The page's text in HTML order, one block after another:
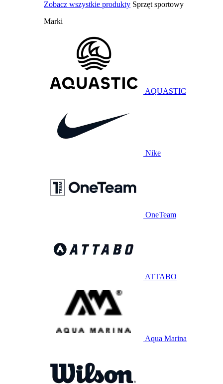
Zobacz wszystkie produkty Sprzęt sportowy
Marki
AQUASTIC
Nike
OneTeam
ATTABO
Aqua Marina